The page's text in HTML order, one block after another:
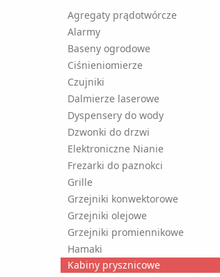
Agregaty prądotwórcze
Alarmy
Baseny ogrodowe
Ciśnieniomierze
Czujniki
Dalmierze laserowe
Dyspensery do wody
Dzwonki do drzwi
Elektroniczne Nianie
Frezarki do paznokci
Grille
Grzejniki konwektorowe
Grzejniki olejowe
Grzejniki promiennikowe
Hamaki
Kabiny prysznicowe